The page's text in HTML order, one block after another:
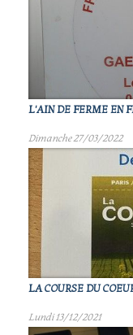
L'AIN DE FERME EN
Dimanche 27/03/2022
LA COURSE DU
Lundi 13/12/2021